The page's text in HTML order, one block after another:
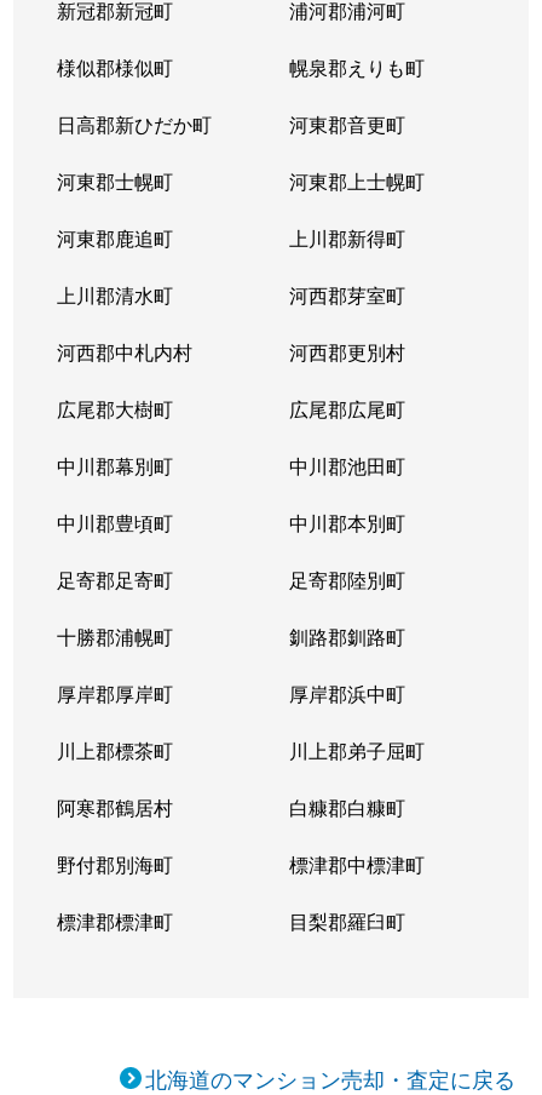
新冠郡新冠町 浦河郡浦河町
様似郡様似町 幌泉郡えりも町
日高郡新ひだか町 河東郡音更町
河東郡士幌町 河東郡上士幌町
河東郡鹿追町 上川郡新得町
上川郡清水町 河西郡芽室町
河西郡中札内村 河西郡更別村
広尾郡大樹町 広尾郡広尾町
中川郡幕別町 中川郡池田町
中川郡豊頃町 中川郡本別町
足寄郡足寄町 足寄郡陸別町
十勝郡浦幌町 釧路郡釧路町
厚岸郡厚岸町 厚岸郡浜中町
川上郡標茶町 川上郡弟子屈町
阿寒郡鶴居村 白糠郡白糠町
野付郡別海町 標津郡中標津町
標津郡標津町 目梨郡羅臼町
北海道のマンション売却・査定に戻る